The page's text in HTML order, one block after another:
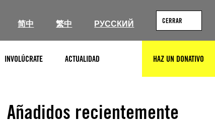
简中 繁中 РУССКИЙ CERRAR
INVOLÚCRATE ACTUALIDAD HAZ UN DONATIVO
Añadidos recientemente